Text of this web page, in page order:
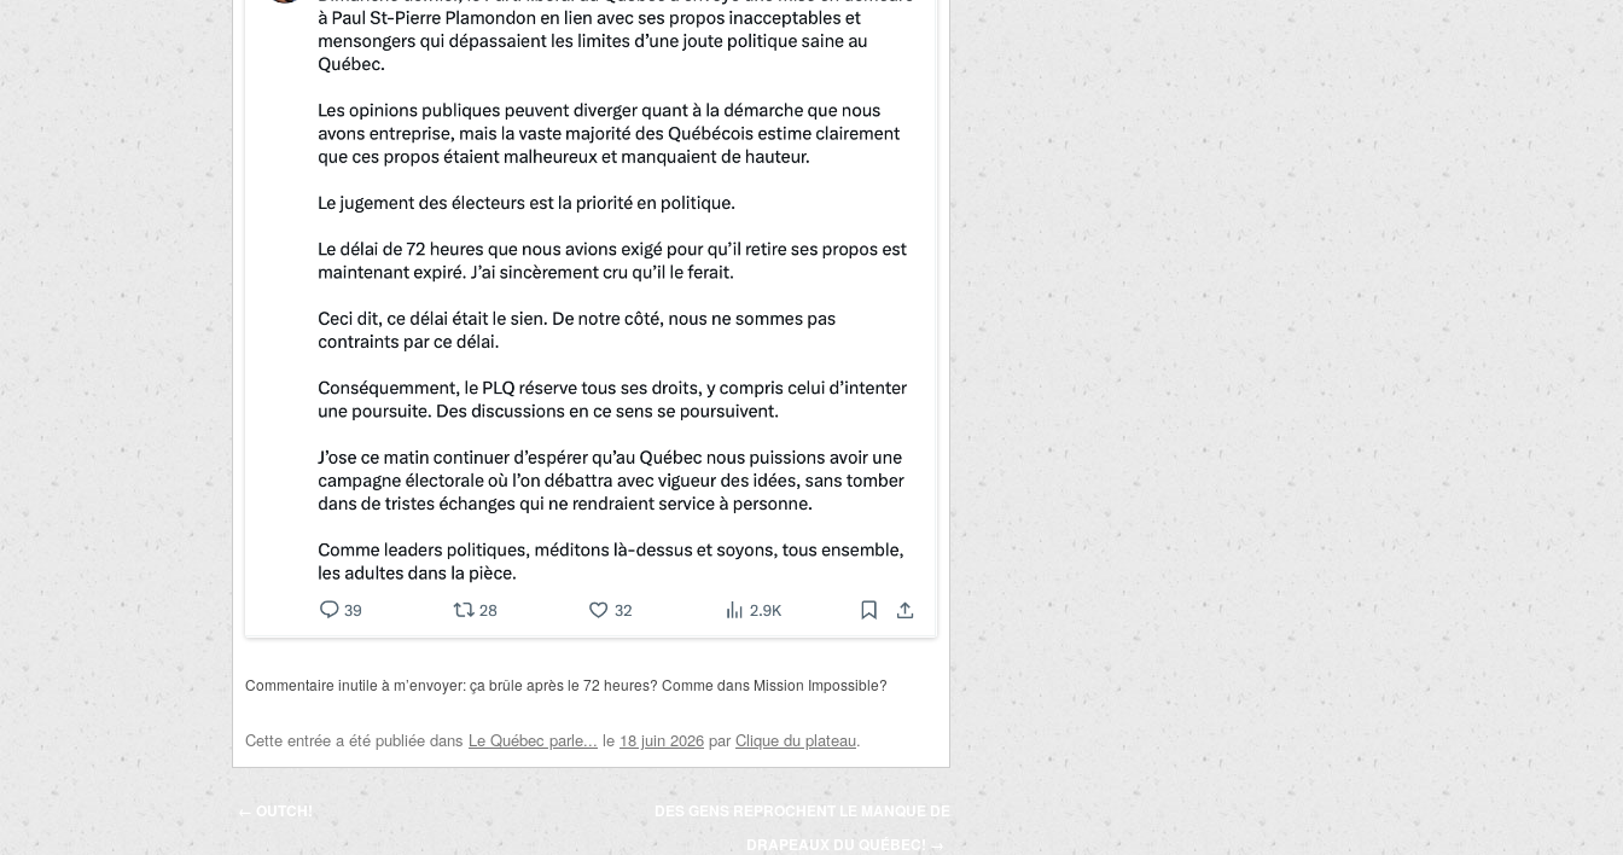
Commentaire inutile à m’envoyer: ça brûle après le 72 heures? Comme dans Mission Impossible?
Cette entrée a été publiée dans Le Québec parle... le 18 juin 2026 par Clique du plateau.
Navigation
← OUTCH!
DES GENS REPROCHENT LE MANQUE DE
DRAPEAUX DU QUÉBEC! →